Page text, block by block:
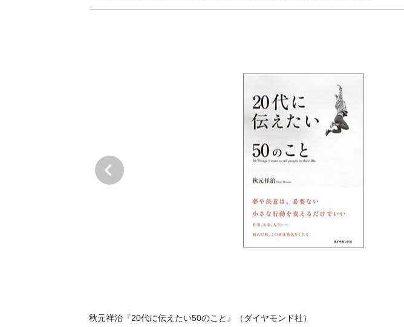
秋元祥治『20代に伝えたい50のこと』（ダイヤモンド社）